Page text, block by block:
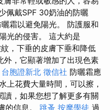
佩戴SPF 30奶油的防曬
霜以避免陽光。 防護服和
光的侵害。 這大約是
，下垂的皮膚下垂和降低
外，它顯著增加了出現色素
台胞證新北 徵信社 防曬霜應
上花費大量時間，可以擦，
讀，如果您想了解更多有關
的信息。 跳蚤 按摩學徒 過